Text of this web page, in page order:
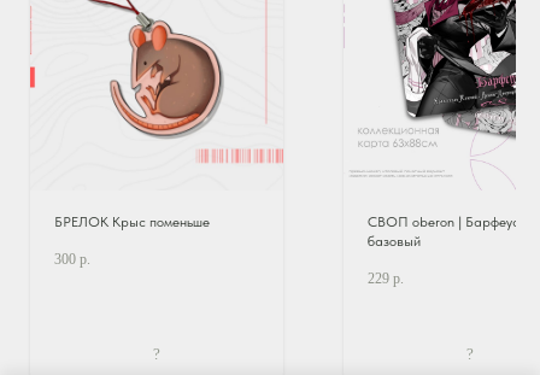
БРЕЛОК Крыс поменьше
300 р.
?
СВОП oberon | Барфеус
базовый
229 р.
?